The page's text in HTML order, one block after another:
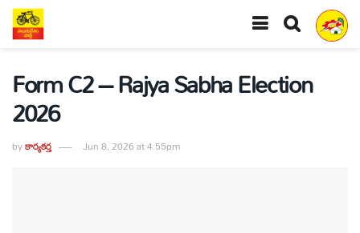
Form C2 – Rajya Sabha Election
2026
byకార్యకర్త Jun 8, 2026 at 4:55pm